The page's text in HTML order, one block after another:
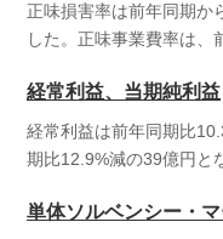
正味損害率は前年同期か
した。正味事業費率は、
経常利益、当期純利益
経常利益は前年同期比
期比12.9%減の39億円と
単体ソルベンシー・